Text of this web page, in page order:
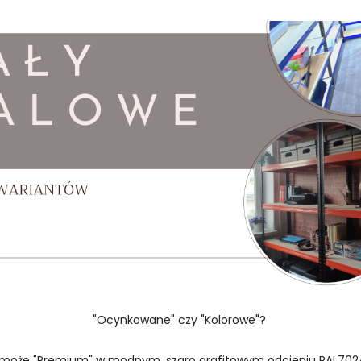
"Ocynkowane" czy "Kolorowe"?